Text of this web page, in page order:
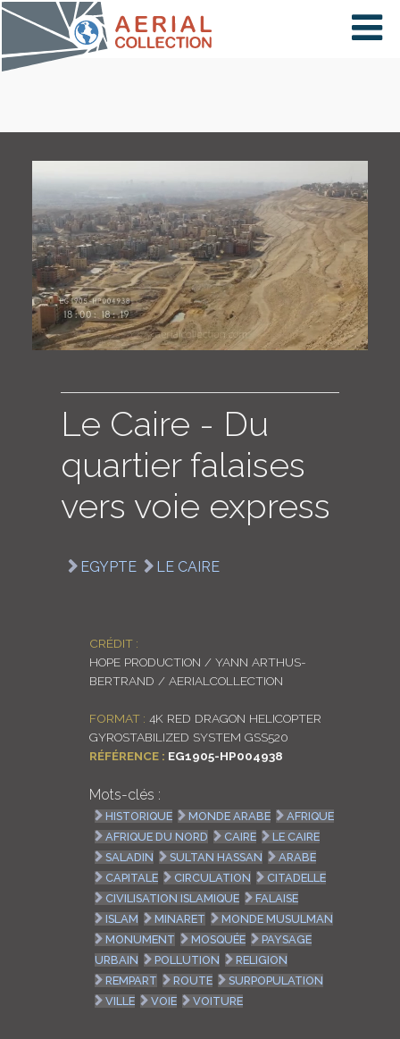
×
PAYS
CARTE
COLLECTIONS
ENGLISH
Le Caire - Du
quartier falaises
vers voie express
EGYPTE LE CAIRE
CRÉDIT :
HOPE PRODUCTION / YANN ARTHUS-
BERTRAND / AERIALCOLLECTION
FORMAT : 4K RED DRAGON HELICOPTER
GYROSTABILIZED SYSTEM GSS520
RÉFÉRENCE : EG1905-HP004938
Mots-clés :
HISTORIQUE MONDE ARABE
AFRIQUE
AFRIQUE DU NORD
CAIRE
LE CAIRE
SALADIN
SULTAN HASSAN
ARABE
CAPITALE
CIRCULATION
CITADELLE
CIVILISATION ISLAMIQUE
FALAISE
ISLAM
MINARET
MONDE MUSULMAN
MONUMENT
MOSQUÉE
PAYSAGE
URBAIN
POLLUTION
RELIGION
REMPART
ROUTE
SURPOPULATION
VILLE
VOIE VOITURE